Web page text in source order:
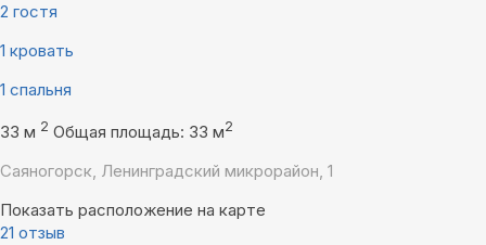
2 гостя
1 кровать
1 спальня
33 м 2 Общая площадь: 33 м2
Саяногорск, Ленинградский микрорайон, 1
Показать расположение на карте
21 отзыв